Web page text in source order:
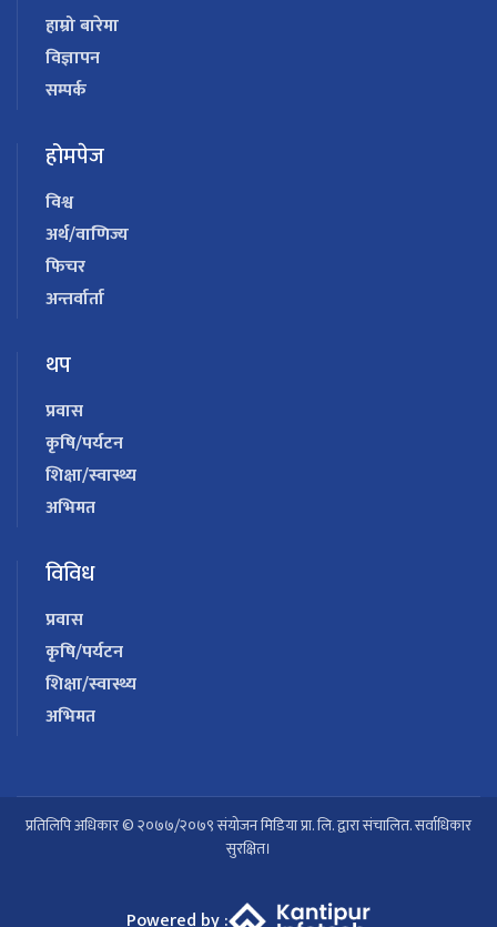
हाम्रो बारेमा
विज्ञापन
सम्पर्क
होमपेज
विश्व
अर्थ/वाणिज्य
फिचर
अन्तर्वार्ता
थप
प्रवास
कृषि/पर्यटन
शिक्षा/स्वास्थ्य
अभिमत
विविध
प्रवास
कृषि/पर्यटन
शिक्षा/स्वास्थ्य
अभिमत
प्रतिलिपि अधिकार © २०७७/२०७९ संयोजन मिडिया प्रा. लि. द्वारा संचालित. सर्वाधिकार
सुरक्षित।
Powered by :